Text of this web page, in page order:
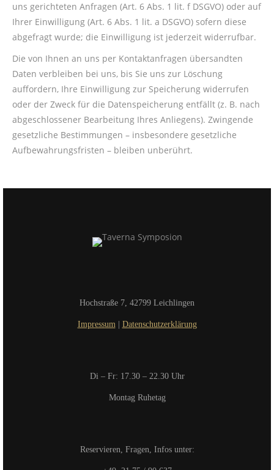
uns gerichteten Anfragen (Art. 6 Abs. 1 lit. f DSGVO) oder auf
Ihrer Einwilligung (Art. 6 Abs. 1 lit. a DSGVO) sofern diese
abgefragt wurde; die Einwilligung ist jederzeit widerrufbar.
Die von Ihnen an uns per Kontaktanfragen übersandten
Daten verbleiben bei uns, bis Sie uns zur Löschung
auffordern, Ihre Einwilligung zur Speicherung widerrufen
oder der Zweck für die Datenspeicherung entfällt (z. B. nach
abgeschlossener Bearbeitung Ihres Anliegens). Zwingende
gesetzliche Bestimmungen – insbesondere gesetzliche
Aufbewahrungsfristen – bleiben unberührt.
Hochstraße 7, 42799 Leichlingen
Impressum| Datenschutzerklärung
Di – Fr: 17.30 – 22.30 Uhr
Montag Ruhetag
Reservieren, Fragen, Infos unter: